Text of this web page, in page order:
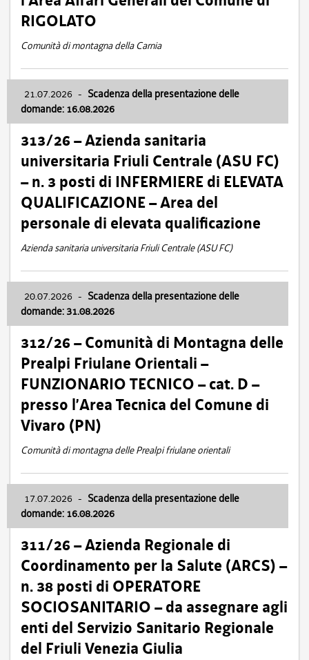
RIGOLATO
Comunità di montagna della Carnia
21.07.2026 - Scadenza della presentazione delle
domande: 16.08.2026
313/26 – Azienda sanitaria
universitaria Friuli Centrale (ASU FC)
– n. 3 posti di INFERMIERE di ELEVATA
QUALIFICAZIONE – Area del
personale di elevata qualificazione
Azienda sanitaria universitaria Friuli Centrale (ASU FC)
20.07.2026 - Scadenza della presentazione delle
domande: 31.08.2026
312/26 – Comunità di Montagna delle
Prealpi Friulane Orientali –
FUNZIONARIO TECNICO – cat. D –
presso l’Area Tecnica del Comune di
Vivaro (PN)
Comunità di montagna delle Prealpi friulane orientali
17.07.2026 - Scadenza della presentazione delle
domande: 16.08.2026
311/26 – Azienda Regionale di
Coordinamento per la Salute (ARCS) –
n. 38 posti di OPERATORE
SOCIOSANITARIO – da assegnare agli
enti del Servizio Sanitario Regionale
del Friuli Venezia Giulia